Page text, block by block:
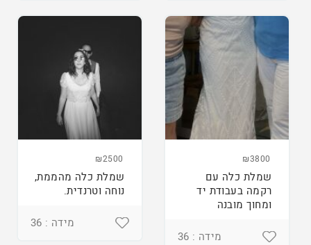
₪3800
שמלת כלה עם
רקמה בעבודת יד
ומחוך מובנה
מידה : 36
₪2500
שמלת כלה מהממת,
נוחה וטרנדית.
מידה : 36